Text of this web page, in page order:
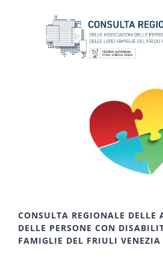
CONSULTA REGIONALE DELLE
DELLE PERSONE CON
FAMIGLIE DEL FRIULI